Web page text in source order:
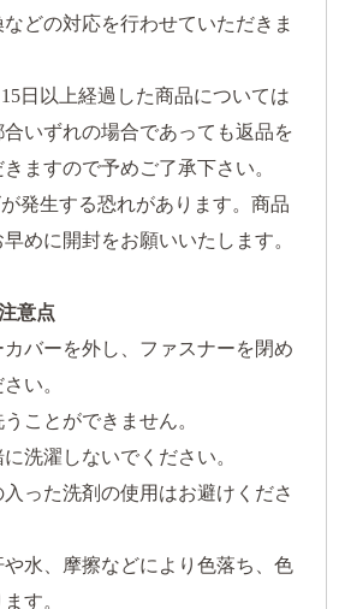
どの対応を行わせていただきま
日以上経過した商品については
いずれの場合であっても返品を
ますので予めご了承下さい。
発生する恐れがあります。商品
めに開封をお願いいたします。
意点
カバーを外し、ファスナーを閉め
い。
ことができません。
洗濯しないでください。
入った洗剤の使用はお避けくださ
や水、摩擦などにより色落ち、色
す。